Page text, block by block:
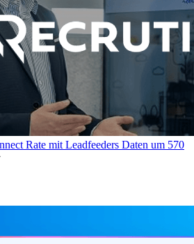
Rate mit Leadfeeders Daten um 570